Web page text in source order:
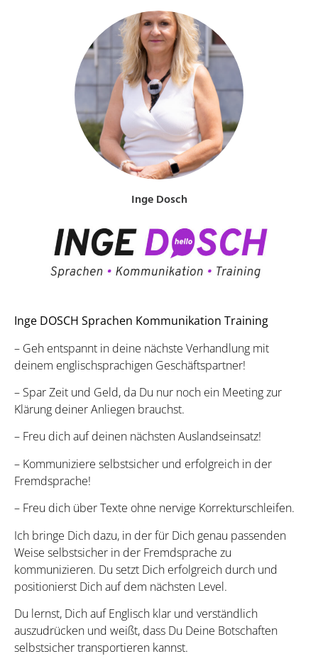
Inge DOSCH Sprachen Kommunikation Training
– Geh entspannt in deine nächste Verhandlung mit
deinem englischsprachigen Geschäftspartner!
– Spar Zeit und Geld, da Du nur noch ein Meeting zur
Klärung deiner Anliegen brauchst.
– Freu dich auf deinen nächsten Auslandseinsatz!
– Kommuniziere selbstsicher und erfolgreich in der
Fremdsprache!
– Freu dich über Texte ohne nervige Korrekturschleifen.
Ich bringe Dich dazu, in der für Dich genau passenden
Weise selbstsicher in der Fremdsprache zu
kommunizieren. Du setzt Dich erfolgreich durch und
positionierst Dich auf dem nächsten Level.
Du lernst, Dich auf Englisch klar und verständlich
auszudrücken und weißt, dass Du Deine Botschaften
selbstsicher transportieren kannst.
Inge Dosch